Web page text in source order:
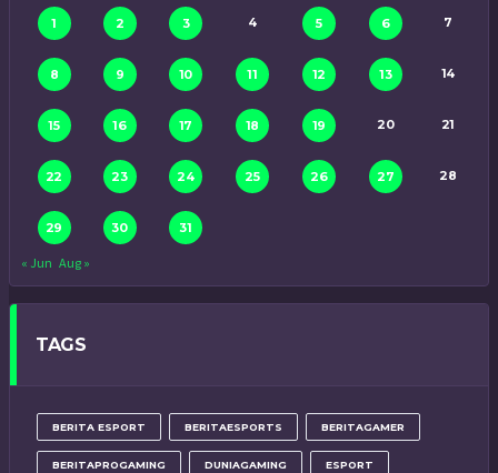
1 2 3 4 5 6 7
8 9 10 11 12 13 14
15 16 17 18 19 20 21
22 23 24 25 26 27 28
29 30 31
« Jun Aug »
TAGS
BERITA ESPORT BERITAESPORTS BERITAGAMER
BERITAPROGAMING DUNIAGAMING ESPORT